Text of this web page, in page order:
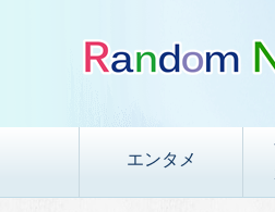
エンタメ